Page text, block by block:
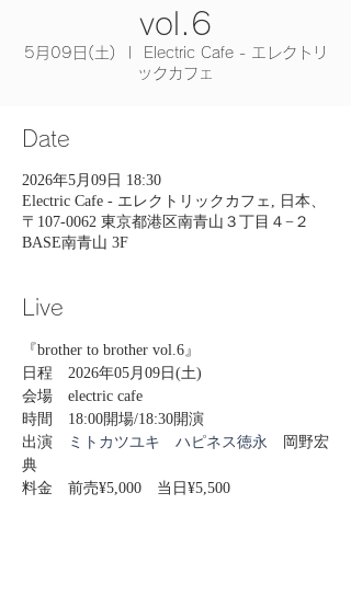
vol.6
5月09日(土)
Electric Cafe - エレクトリ
ックカフェ
Date
2026年5月09日 18:30
Electric Cafe - エレクトリックカフェ, 日本、
〒107-0062 東京都港区南青山３丁目４−２
BASE南青山 3F
Live
『brother to brother vol.6』
日程　2026年05月09日(土)
会場　electric cafe
時間　18:00開場/18:30開演
出演
ミトカツユキ ハピネス徳永 岡野宏
典
料金　前売¥5,000　当日¥5,500